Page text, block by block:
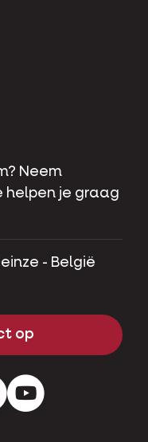
Neem
helpen je graag
- België
op
LinkedInYoutube